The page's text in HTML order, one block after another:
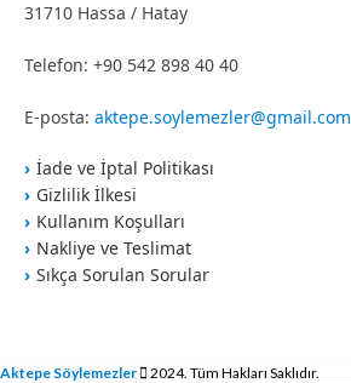
31710 Hassa / Hatay
Telefon: +90 542 898 40 40
E-posta: aktepe.soylemezler@gmail.com
İade ve İptal Politikası
Gizlilik İlkesi
Kullanım Koşulları
Nakliye ve Teslimat
Sıkça Sorulan Sorular
Aktepe Söylemezler 2024. Tüm Hakları Saklıdır.